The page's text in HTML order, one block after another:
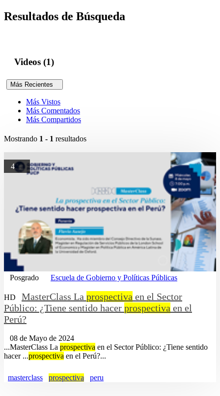
Resultados de Búsqueda
Videos (1)
Más Recientes
Más Vistos
Más Comentados
Más Compartidos
Mostrando 1 - 1 resultados
4
Posgrado Escuela de Gobierno y Políticas Públicas
HD MasterClass La prospectiva en el Sector
Público: ¿Tiene sentido hacer prospectiva en el
Perú?
08 de Mayo de 2024
...MasterClass La prospectiva en el Sector Público: ¿Tiene sentido
hacer ...prospectiva en el Perú?...
masterclass prospectiva peru